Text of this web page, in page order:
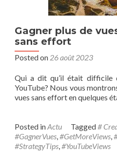
Gagner plus de
sans effort
Posted on 26 août 2023
Qui a dit qu’il était difficile
YouTube? Nous vous
vues sans effort en quelques
Posted inActu Tagged#
#GagnerVues,#GetMoreViews,
#StrategyTips,#YouTubeViews